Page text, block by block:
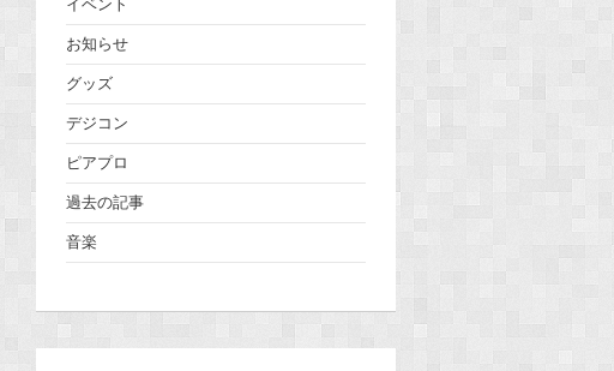
イベント
お知らせ
グッズ
デジコン
ピアプロ
過去の記事
音楽